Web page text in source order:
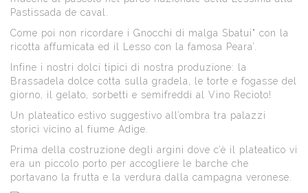
Pastissada de caval.
Come poi non ricordare i Gnocchi di malga Sbatui" con la
ricotta affumicata ed il Lesso con la famosa Peara’.
Infine i nostri dolci tipici di nostra produzione: la
Brassadela dolce cotta sulla gradela, le torte e fogasse del
giorno, il gelato, sorbetti e semifreddi al Vino Recioto!
Un plateatico estivo suggestivo all’ombra tra palazzi
storici vicino al fiume Adige.
Prima della costruzione degli argini dove c’è il plateatico vi
era un piccolo porto per accogliere le barche che
portavano la frutta e la verdura dalla campagna veronese.